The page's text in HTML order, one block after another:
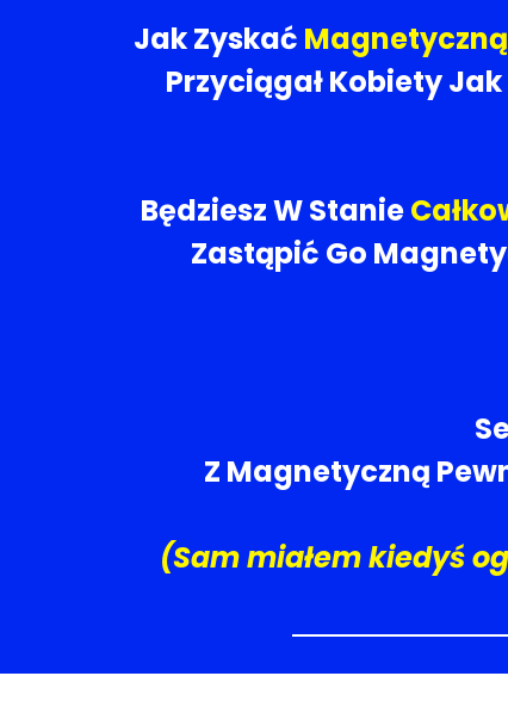
Jak Zyskać
Przyciągał Kobiety
Będziesz W Stanie
Zastąpić Go
Z Magnetyczną
(Sam miałem kiedyś